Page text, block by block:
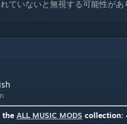
ていないと無視する可能性があ
the ALL MUSIC MODS collection: